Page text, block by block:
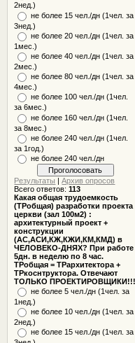
2нед.)
не более 15 чел./дн (1чел. за
3нед.)
не более 20 чел./дн (1чел. за
1мес.)
не более 40 чел./дн (1чел. за
2мес.)
не более 80 чел./дн (1чел. за
4мес.)
не более 100 чел./дн (1чел.
за 6мес.)
не более 160 чел./дн (1чел.
за 8мес.)
не более 240 чел./дн (1чел.
за 1год.)
не более 240 чел./дн
Результаты |Архив опросов
Всего ответов:113
Какая общая трудоемкость
(ТРобщая) разработки проекта
церкви (зал 100м2) :
архитектурный проект +
конструкции
(АС,АСИ,КЖ,КЖИ,КМ,КМД) в
ЧЕЛОВЕКО-ДНЯХ? При работе
5дн. в неделю по 8 час.
ТРобщая = ТРархитектора +
ТРкоснтруктора. Отвечают
ТОЛЬКО ПРОЕКТИРОВЩИКИ!!!
не более 5 чел./дн (1чел. за
1нед.)
не более 10 чел./дн (1чел. за
2нед.)
не более 15 чел./дн (1чел. за